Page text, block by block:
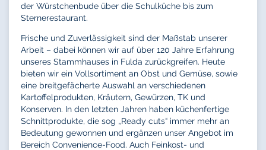
der Würstchenbude über die Schulküche bis zum
Sternerestaurant.
Frische und Zuverlässigkeit sind der Maßstab unserer
Arbeit – dabei können wir auf über 120 Jahre Erfahrung
unseres Stammhauses in Fulda zurückgreifen. Heute
bieten wir ein Vollsortiment an Obst und Gemüse, sowie
eine breitgefächerte Auswahl an verschiedenen
Kartoffelprodukten, Kräutern, Gewürzen, TK und
Konserven. In den letzten Jahren haben küchenfertige
Schnittprodukte, die sog „Ready cuts“ immer mehr an
Bedeutung gewonnen und ergänzen unser Angebot im
Bereich Convenience-Food. Auch Feinkost- und